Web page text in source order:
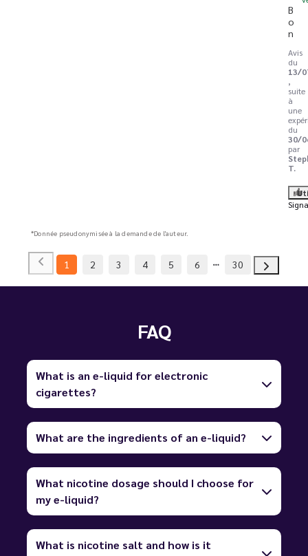
B
o
n
Avis
du
13/
,
suite
à
une
du
30/
par
T.
*Donnée pseudonymisée à la demande de l'auteur.
1 2 3 4 5 6 30
FAQ
What is an e-liquid for electronic
cigarettes?
What are the ingredients of an e-liquid?
What nicotine dosage should I choose for
my e-liquid?
What is nicotine salt and how is it